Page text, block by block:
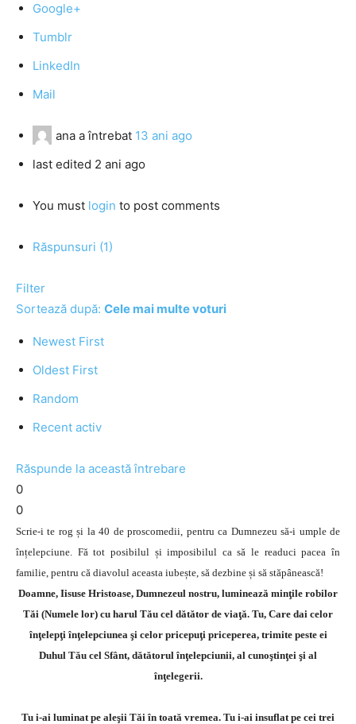
Google+
Tumblr
LinkedIn
Mail
ana a întrebat 13 ani ago
last edited 2 ani ago
You must login to post comments
Răspunsuri (1)
Filter
Sortează după: Cele mai multe voturi
Newest First
Oldest First
Random
Recent activ
Răspunde la această întrebare
0
0
Scrie-i te rog și la 40 de proscomedii, pentru ca Dumnezeu să-i umple de
înțelepciune. Fă tot posibilul și imposibilul ca să le readuci pacea în
familie, pentru că diavolul aceasta iubește, să dezbine și să stăpânească!
Doamne, Iisuse Hristoase, Dumnezeul nostru, luminează minţile robilor
Tăi (Numele lor) cu harul Tău cel dătător de viaţă. Tu, Care dai celor
înţelepţi înţelepciunea şi celor pricepuţi priceperea, trimite peste ei
Duhul Tău cel Sfânt, dătătorul înţelepciunii, al cunoştinţei şi al
înţelegerii.
Tu i-ai luminat pe aleşii Tăi în toată vremea. Tu i-ai insuflat pe cei trei